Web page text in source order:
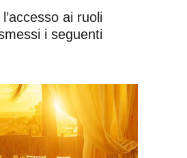
ai ruoli
i seguenti